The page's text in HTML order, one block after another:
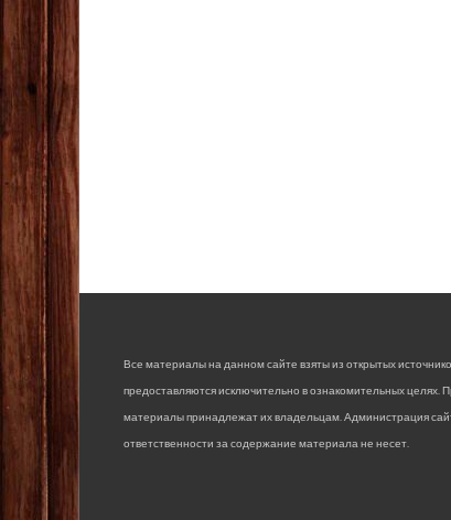
Все материалы на данном сайте взяты из открытых
предоставляются исключительно в ознакомительных целях.
материалы принадлежат их владельцам. Администрация
ответственности за содержание материала не несет.